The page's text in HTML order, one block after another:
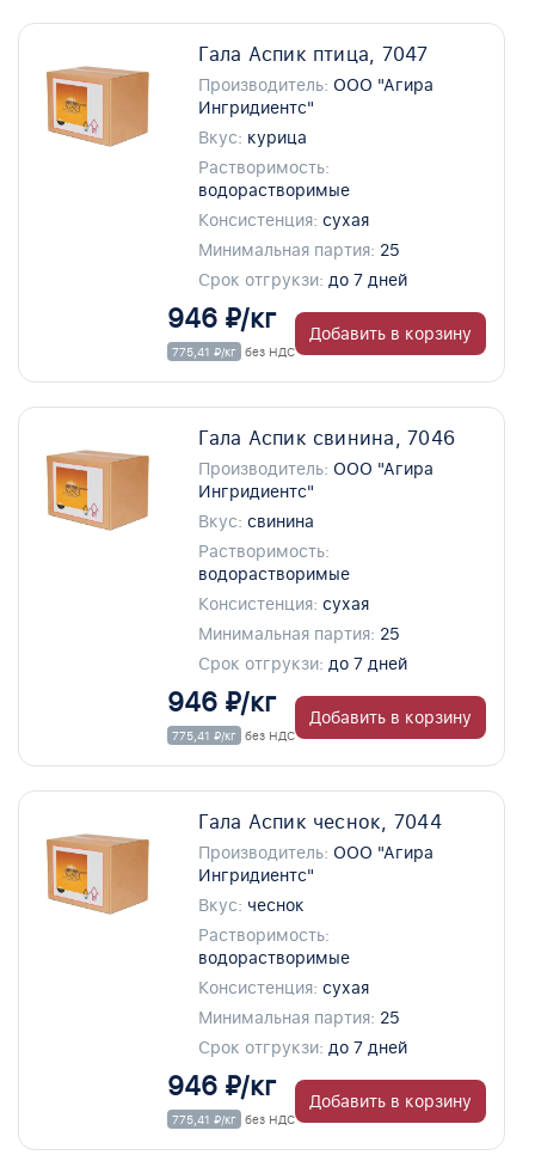
Гала Аспик птица, 7047
Производитель: ООО "Агира
Ингридиентс"
Вкус: курица
Растворимость:
водорастворимые
Консистенция: сухая
Минимальная партия: 25
Срок отгрукзи: до 7 дней
946 ₽/кг
775,41 ₽/кг без НДС
Добавить в корзину
Гала Аспик свинина, 7046
Производитель: ООО "Агира
Ингридиентс"
Вкус: свинина
Растворимость:
водорастворимые
Консистенция: сухая
Минимальная партия: 25
Срок отгрукзи: до 7 дней
946 ₽/кг
775,41 ₽/кг без НДС
Добавить в корзину
Гала Аспик чеснок, 7044
Производитель: ООО "Агира
Ингридиентс"
Вкус: чеснок
Растворимость:
водорастворимые
Консистенция: сухая
Минимальная партия: 25
Срок отгрукзи: до 7 дней
946 ₽/кг
775,41 ₽/кг без НДС
Добавить в корзину